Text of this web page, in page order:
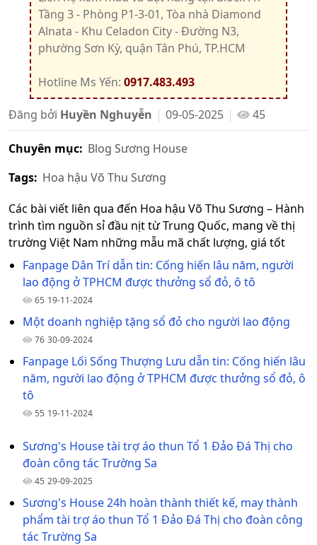
Tầng 3 - Phòng P1-3-01, Tòa nhà Diamond
Alnata - Khu Celadon City - Đường N3,
phường Sơn Kỳ, quận Tân Phú, TP.HCM
Hotline Ms Yến: 0917.483.493
Đăng bởi Huyền Nghuyễn 09-05-2025 45
Chuyên mục: Blog Sương House
Tags: Hoa hậu Võ Thu Sương
Các bài viết liên qua đến Hoa hậu Võ Thu Sương – Hành
trình tìm nguồn sỉ đầu nịt từ Trung Quốc, mang về thị
trường Việt Nam những mẫu mã chất lượng, giá tốt
Fanpage Dân Trí dẫn tin: Cống hiến lâu năm, người
lao động ở TPHCM được thưởng sổ đỏ, ô tô
65 19-11-2024
Một doanh nghiệp tặng sổ đỏ cho người lao động
76 30-09-2024
Fanpage Lối Sống Thượng Lưu dẫn tin: Cống hiến lâu
năm, người lao động ở TPHCM được thưởng sổ đỏ, ô
tô
55 19-11-2024
Sương's House tài trợ áo thun Tổ 1 Đảo Đá Thị cho
đoàn công tác Trường Sa
45 29-09-2025
Sương's House 24h hoàn thành thiết kế, may thành
phẩm tài trợ áo thun Tổ 1 Đảo Đá Thị cho đoàn công
tác Trường Sa